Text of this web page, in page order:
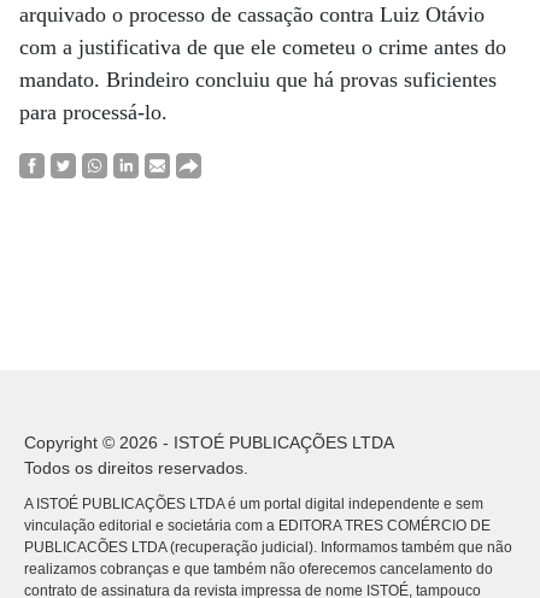
arquivado o processo de cassação contra Luiz Otávio
com a justificativa de que ele cometeu o crime antes do
mandato. Brindeiro concluiu que há provas suficientes
para processá-lo.
Copyright © 2026 - ISTOÉ PUBLICAÇÕES LTDA
Todos os direitos reservados.
A ISTOÉ PUBLICAÇÕES LTDA é um portal digital independente e sem
vinculação editorial e societária com a EDITORA TRES COMÉRCIO DE
PUBLICACÕES LTDA (recuperação judicial). Informamos também que não
realizamos cobranças e que também não oferecemos cancelamento do
contrato de assinatura da revista impressa de nome ISTOÉ, tampouco